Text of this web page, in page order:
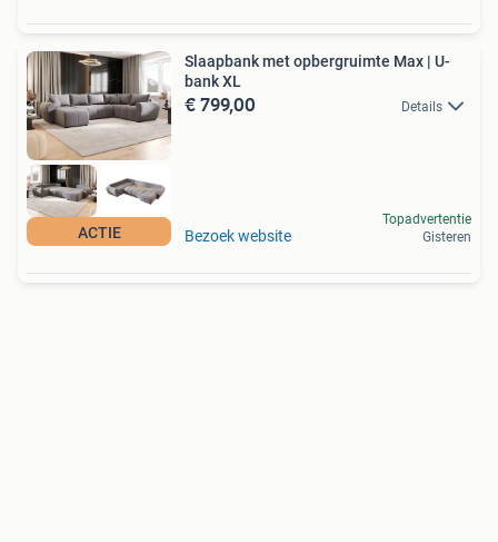
ACTIE
Slaapbank met opbergruimte Max | U-
bank XL
€ 799,00 Details
Bezoek website
Topadvertentie
Gisteren